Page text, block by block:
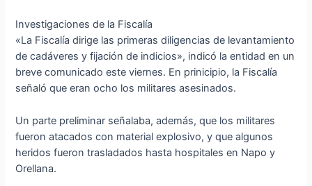
Investigaciones de la Fiscalía
«La Fiscalía dirige las primeras diligencias de levantamiento
de cadáveres y fijación de indicios», indicó la entidad en un
breve comunicado este viernes. En prinicipio, la Fiscalía
señaló que eran ocho los militares asesinados.
Un parte preliminar señalaba, además, que los militares
fueron atacados con material explosivo, y que algunos
heridos fueron trasladados hasta hospitales en Napo y
Orellana.